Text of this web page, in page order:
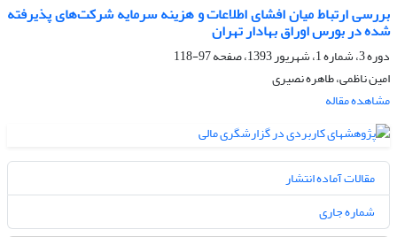
بررسی ارتباط میان افشای اطلاعات و هزینه سرمایه شرکت‏‌های پذیرفته
شده در بورس اوراق بهادار تهران
دوره 3، شماره 1، شهریور 1393، صفحه
97-118
امین ناظمی، طاهره نصیری
مشاهده مقاله
مقالات آماده انتشار
شماره جاری